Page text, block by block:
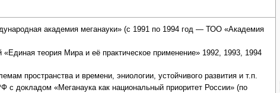
академия меганауки» (с 1991 по 1994 год — ТОО «Академия
теория Мира и её практическое применение» 1992, 1993, 1994
пространства и времени, эниологии, устойчивого развития и т.п.
докладом «Меганаука как национальный приоритет России» (по